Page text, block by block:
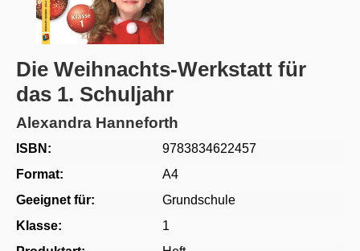
Die Weihnachts-Werkstatt für
das 1. Schuljahr
Alexandra Hanneforth
ISBN:
9783834622457
Format:
A4
Geeignet für:
Grundschule
Klasse:
1